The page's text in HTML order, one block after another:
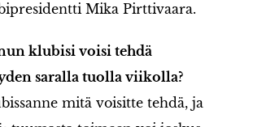
Mika Pirttivaara.
klubisi voisi tehdä
saralla tuolla viikolla?
mitä voisitte tehdä, ja